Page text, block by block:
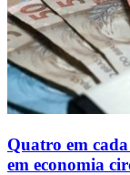
Quatro em
em economia